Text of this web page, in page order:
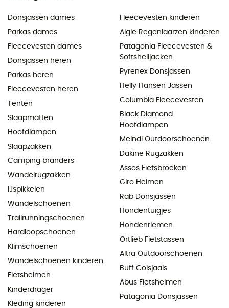
Donsjassen dames
Parkas dames
Fleecevesten dames
Donsjassen heren
Parkas heren
Fleecevesten heren
Tenten
Slaapmatten
Hoofdlampen
Slaapzakken
Camping branders
Wandelrugzakken
IJspikkelen
Wandelschoenen
Trailrunningschoenen
Hardloopschoenen
Klimschoenen
Wandelschoenen kinderen
Fietshelmen
Kinderdrager
Kleding kinderen
Fleecevesten kinderen
Aigle Regenlaarzen kinderen
Patagonia Fleecevesten &
Softshelljacken
Pyrenex Donsjassen
Helly Hansen Jassen
Columbia Fleecevesten
Black Diamond
Hoofdlampen
Meindl Outdoorschoenen
Dakine Rugzakken
Assos Fietsbroeken
Giro Helmen
Rab Donsjassen
Hondentuigjes
Hondenriemen
Ortlieb Fietstassen
Altra Outdoorschoenen
Buff Colsjaals
Abus Fietshelmen
Patagonia Donsjassen